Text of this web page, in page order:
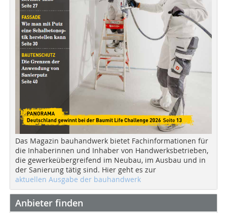
Das Magazin bauhandwerk bietet Fachinformationen für
die Inhaberinnen und Inhaber von Handwerksbetrieben,
die gewerkeübergreifend im Neubau, im Ausbau und in
der Sanierung tätig sind. Hier geht es zur
aktuellen Ausgabe der bauhandwerk
Anbieter finden